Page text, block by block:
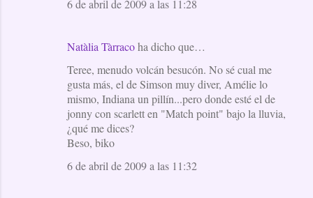
6 de abril de 2009 a las 11:28
Natàlia Tàrracoha dicho que…
Teree, menudo volcán besucón. No sé cual me
gusta más, el de Simson muy diver, Amélie lo
mismo, Indiana un pillín...pero donde esté el de
jonny con scarlett en "Match point" bajo la lluvia,
¿qué me dices?
Beso, biko
6 de abril de 2009 a las 11:32